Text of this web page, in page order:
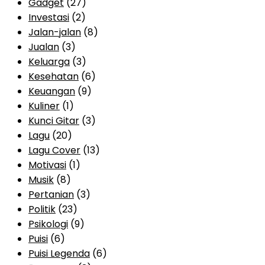
Gadget (27)
Investasi (2)
Jalan-jalan (8)
Jualan (3)
Keluarga (3)
Kesehatan (6)
Keuangan (9)
Kuliner (1)
Kunci Gitar (3)
Lagu (20)
Lagu Cover (13)
Motivasi (1)
Musik (8)
Pertanian (3)
Politik (23)
Psikologi (9)
Puisi (6)
Puisi Legenda (6)